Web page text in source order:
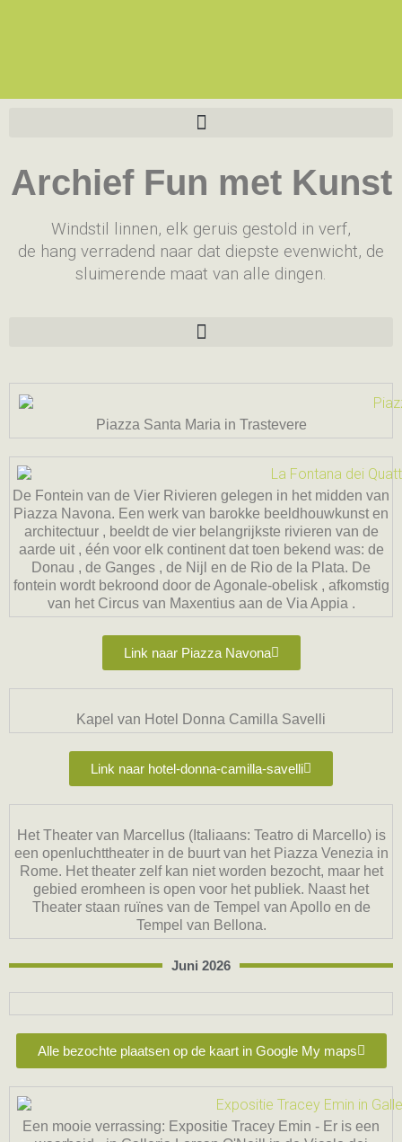
Archief Fun met Kunst
Windstil linnen, elk geruis gestold in verf,
de hang verradend naar dat diepste evenwicht, de
sluimerende maat van alle dingen.
Piazza Santa Maria in Trastevere
De Fontein van de Vier Rivieren gelegen in het midden van
Piazza Navona. Een werk van barokke beeldhouwkunst en
architectuur , beeldt de vier belangrijkste rivieren van de
aarde uit , één voor elk continent dat toen bekend was: de
Donau , de Ganges , de Nijl en de Rio de la Plata. De
fontein wordt bekroond door de Agonale-obelisk , afkomstig
van het Circus van Maxentius aan de Via Appia .
Link naar Piazza Navona
Kapel van Hotel Donna Camilla Savelli
Link naar hotel-donna-camilla-savelli
Het Theater van Marcellus (Italiaans: Teatro di Marcello) is
een openluchttheater in de buurt van het Piazza Venezia in
Rome. Het theater zelf kan niet worden bezocht, maar het
gebied eromheen is open voor het publiek. Naast het
Theater staan ruïnes van de Tempel van Apollo en de
Tempel van Bellona.
Juni 2026
Alle bezochte plaatsen op de kaart in Google My maps
Een mooie verrassing: Expositie Tracey Emin - Er is een